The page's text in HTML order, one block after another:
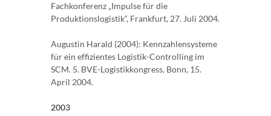
Fachkonferenz „Impulse für die
Produktionslogistik“, Frankfurt, 27. Juli 2004.
Augustin Harald (2004): Kennzahlensysteme
für ein effizientes Logistik-Controlling im
SCM. 5. BVE-Logistikkongress, Bonn, 15.
April 2004.
2003